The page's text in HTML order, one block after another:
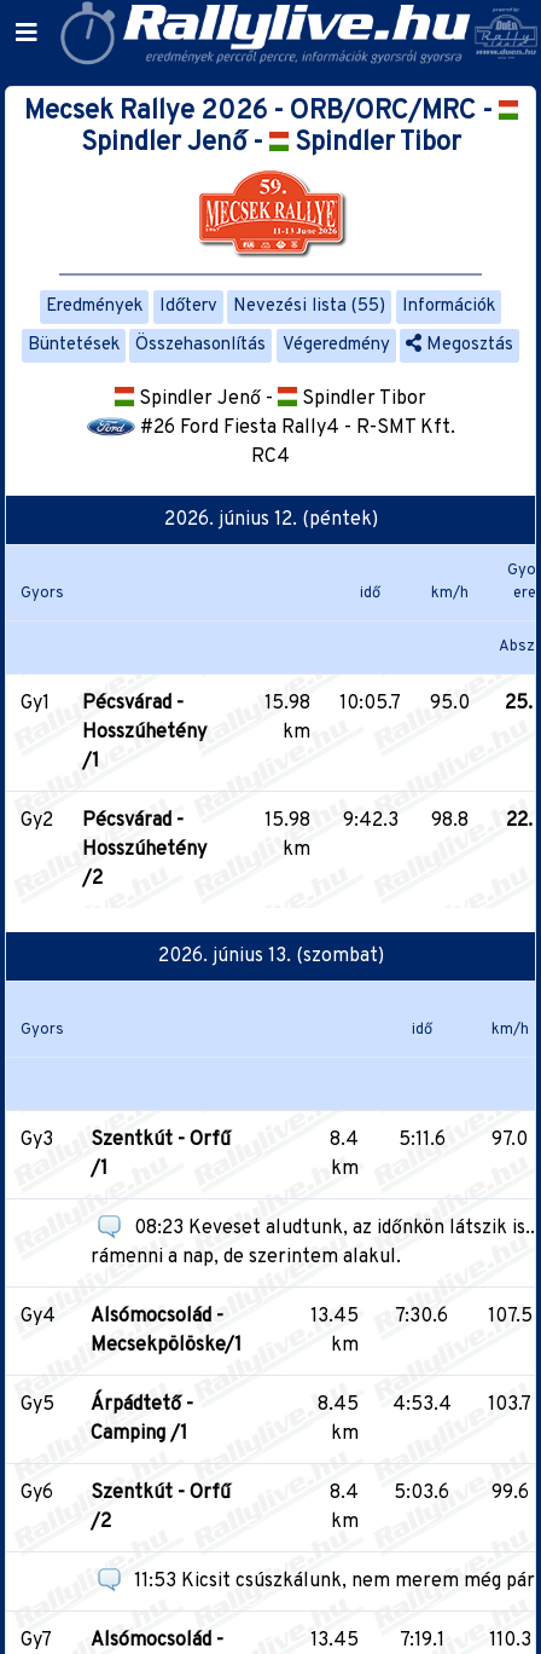
Mecsek Rallye 2026 - ORB/ORC/MRC -
Spindler Jenő -
Spindler Tibor
Eredmények Időterv Nevezési lista (55)
Információk
Büntetések
Összehasonlítás Végeredmény Megosztás
Spindler Jenő -
Spindler Tibor
#26 Ford Fiesta Rally4 - R-SMT Kft.
RC4
2026. június 12. (péntek)
Gyors idő km/h
Absz.
Gy1
Pécsvárad -
Hosszúhetény
/1
15.98
km
10:05.7 95.0 25.
Gy2
Pécsvárad -
Hosszúhetény
/2
15.98
km
9:42.3 98.8 22.
2026. június 13. (szombat)
Gyors idő km/h
Gy3
Szentkút - Orfű
/1
8.4
km
5:11.6 97.0
08:23 Keveset aludtunk, az időnkön látszik
rámenni a nap, de szerintem alakul.
Gy4
Alsómocsolád -
Mecsekpölöske/1
13.45
km
7:30.6 107.5
Gy5
Árpádtető -
Camping /1
8.45
km
4:53.4 103.7
Gy6
Szentkút - Orfű
/2
8.4
km
5:03.6 99.6
11:53 Kicsit csúszkálunk, nem merem még
Gy7
Alsómocsolád -
13.45
7:19.1 110.3